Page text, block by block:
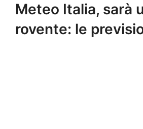
Meteo Italia, sarà
rovente: le